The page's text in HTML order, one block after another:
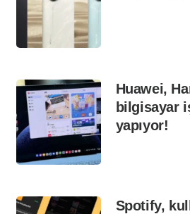
Huawei,
bilgisayar
yapıyor!
Spotify,